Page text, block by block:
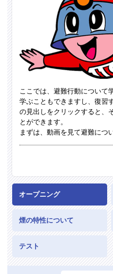
ここでは、避難行動について
学ぶこともできますし、復習
の見出しをクリックすると、
とができます。
まずは、動画を見て避難につ
オープニング
煙の特性について
テスト